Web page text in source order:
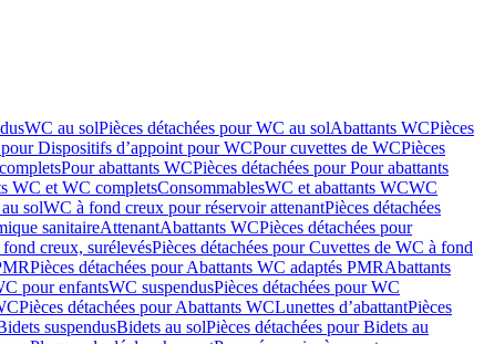
WC au solPièces détachées pour WC au solAbattants WCPièces
pour Dispositifs d’appoint pour WCPour cuvettes de WCPièces
Pour abattants WCPièces détachées pour Pour abattants
WC et WC completsConsommablesWC et abattants WCWC
solWC à fond creux pour réservoir attenantPièces détachées
sanitaireAttenantAbattants WCPièces détachées pour
creux, surélevésPièces détachées pour Cuvettes de WC à fond
Pièces détachées pour Abattants WC adaptés PMRAbattants
pour enfantsWC suspendusPièces détachées pour WC
Pièces détachées pour Abattants WCLunettes d’abattantPièces
suspendusBidets au solPièces détachées pour Bidets au